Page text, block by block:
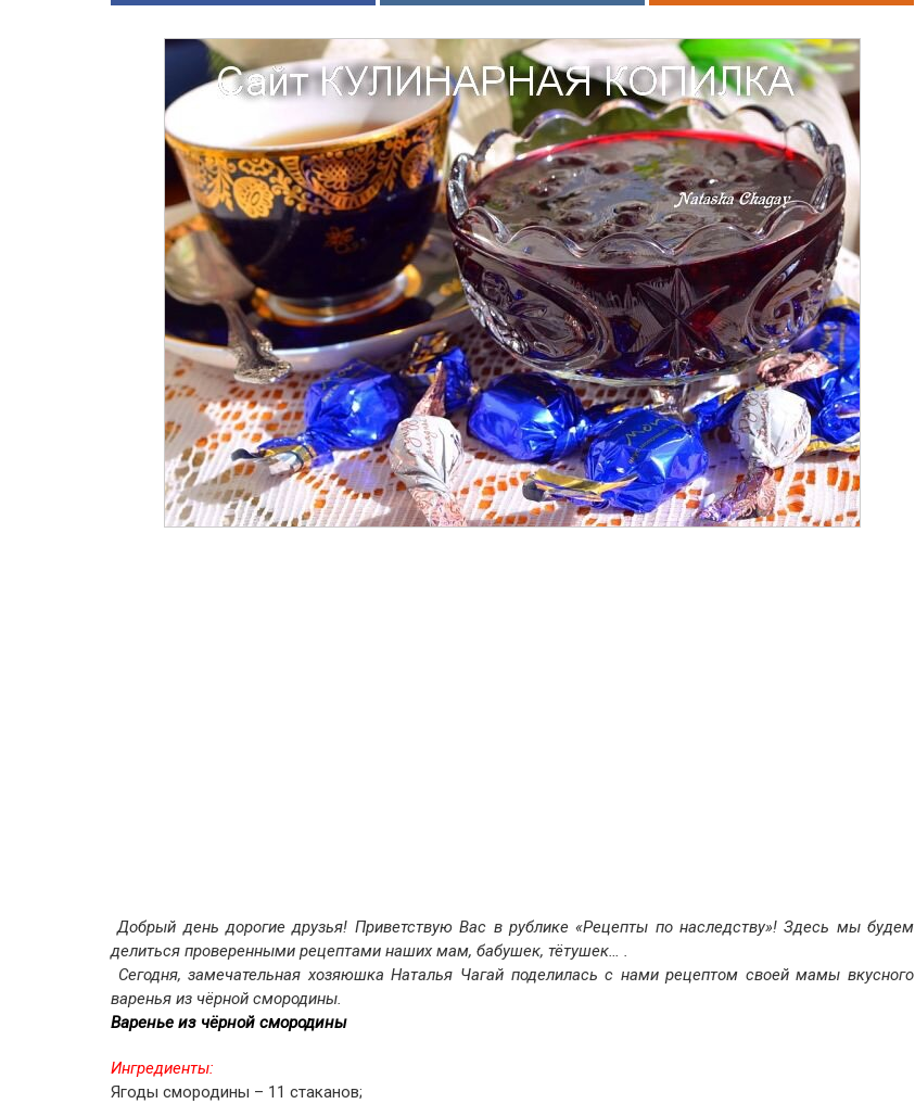
Добрый день дорогие друзья! Приветствую Вас в рублике «Рецепты по наследству»! Здесь мы будем
делиться проверенными рецептами наших мам, бабушек, тётушек… .
Сегодня, замечательная хозяюшка Наталья Чагай поделилась с нами рецептом своей мамы вкусного
варенья из чёрной смородины.
Варенье из чёрной смородины
Ингредиенты:
Ягоды смородины – 11 стаканов;